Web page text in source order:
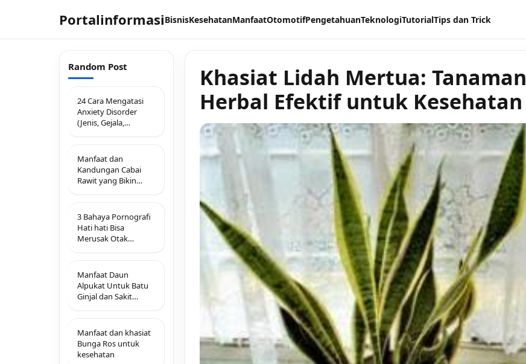
PortalinformasiBisnisKesehatanManfaatOtomotifPengetahuanTeknologiTutorialTips dan Trick
Random Post
24 Cara Mengatasi
Anxiety Disorder
(Jenis, Gejala,
Manfaat dan
Kandungan Cabai
Rawit yang Bikin
3 Bahaya Pornografi
Hati hati Bisa
Merusak Otak
Manfaat Daun
Alpukat Untuk Batu
Ginjal dan Sakit
Manfaat dan khasiat
Bunga Ros untuk
kesehatan
Khasiat Lidah Mertua: Tanaman
Herbal Efektif untuk Kesehatan